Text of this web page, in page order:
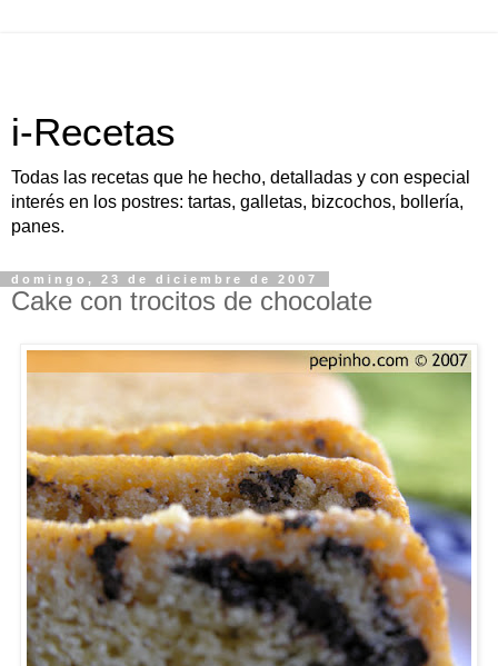
i-Recetas
Todas las recetas que he hecho, detalladas y con especial
interés en los postres: tartas, galletas, bizcochos, bollería,
panes.
domingo, 23 de diciembre de 2007
Cake con trocitos de chocolate